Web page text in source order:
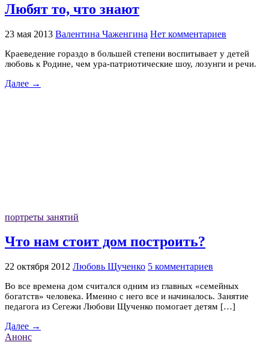
Любят то, что знают
23 мая 2013 Валентина Чаженгина Нет комментариев
Краеведение гораздо в большей степени воспитывает у детей
любовь к Родине, чем ура-патриотические шоу, лозунги и речи.
Далее →
портреты занятий
Что нам стоит дом построить?
22 октября 2012 Любовь Щученко 5 комментариев
Во все времена дом считался одним из главных «семейных
богатств» человека. Именно с него все и начиналось. Занятие
педагога из Сегежи Любови Щученко помогает детям […]
Далее →
Анонс